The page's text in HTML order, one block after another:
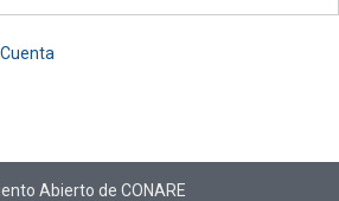
Abierto de CONARE